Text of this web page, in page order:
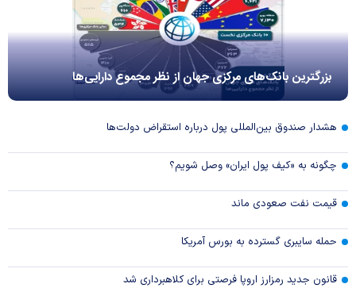
بزرگترین بانک‌های مرکزی جهان از نظر مجموع دارایی‌ها
هشدار صندوق بین‌المللی پول درباره استقراض دولت‌ها
چگونه به «کیف پول ایران» وصل شویم؟
قیمت نفت صعودی ماند
حمله سایبری گسترده به بورس آمریکا
قانون جدید رمزارز اروپا فرصتی برای کلاهبرداری شد